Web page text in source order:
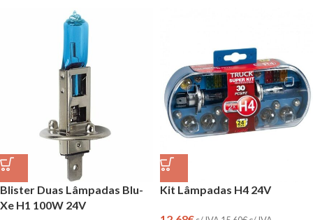
Blister Duas Lâmpadas Blu-
Xe H1 100W 24V
Kit Lâmpadas H4 24V